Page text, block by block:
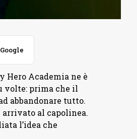
Academia ne è
volte: prima che il
abbandonare tutto.
arrivato al capolinea.
l’idea che